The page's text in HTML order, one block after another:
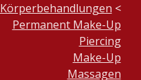
Körperbehandlungen <
Permanent Make-Up
Piercing
Make-Up
Massagen